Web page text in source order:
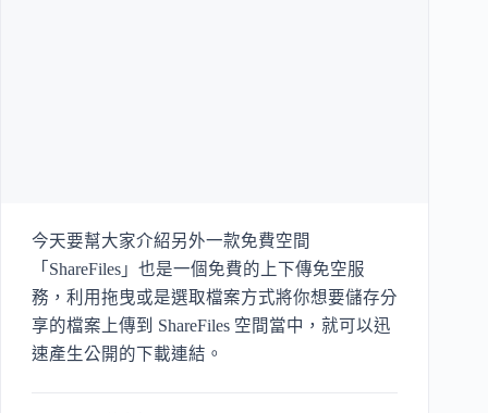
今天要幫大家介紹另外一款免費空間
「ShareFiles」也是一個免費的上下傳免空服
務，利用拖曳或是選取檔案方式將你想要儲存分
享的檔案上傳到 ShareFiles 空間當中，就可以迅
速產生公開的下載連結。